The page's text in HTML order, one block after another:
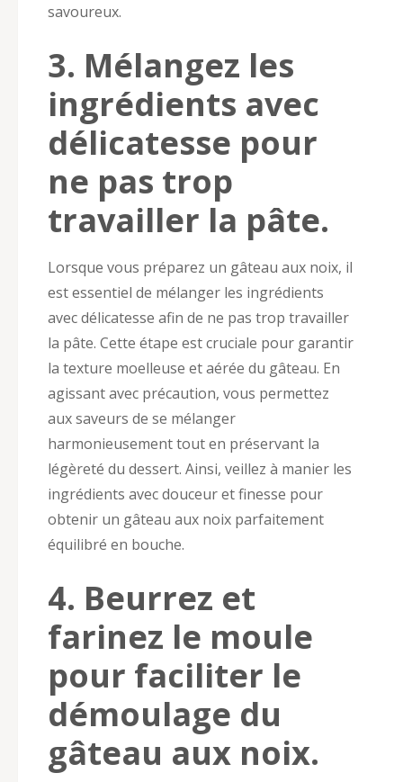
savoureux.
3. Mélangez les
ingrédients avec
délicatesse pour
ne pas trop
travailler la pâte.
Lorsque vous préparez un gâteau aux noix, il
est essentiel de mélanger les ingrédients
avec délicatesse afin de ne pas trop travailler
la pâte. Cette étape est cruciale pour garantir
la texture moelleuse et aérée du gâteau. En
agissant avec précaution, vous permettez
aux saveurs de se mélanger
harmonieusement tout en préservant la
légèreté du dessert. Ainsi, veillez à manier les
ingrédients avec douceur et finesse pour
obtenir un gâteau aux noix parfaitement
équilibré en bouche.
4. Beurrez et
farinez le moule
pour faciliter le
démoulage du
gâteau aux noix.